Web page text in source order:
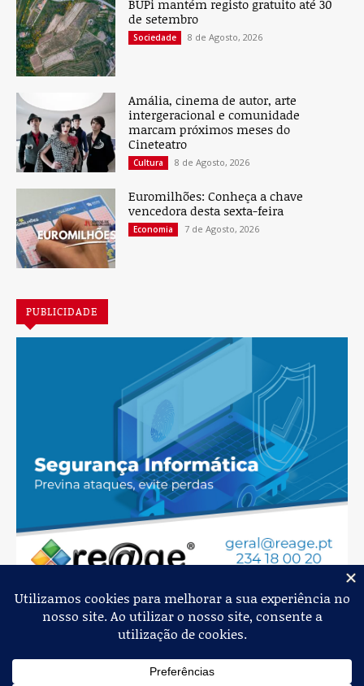
BUPi mantém registo gratuito até 30
de setembro
Sociedade 8 de Agosto, 2026
Amália, cinema de autor, arte
intergeracional e comunidade
marcam próximos meses do
Cineteatro
Cultura 8 de Agosto, 2026
Euromilhões: Conheça a chave
vencedora desta sexta-feira
Economia 7 de Agosto, 2026
PUBLICIDADE
Jornal de Albergaria,2026© Todos os Direitos Reservados
Estatuto Editorial